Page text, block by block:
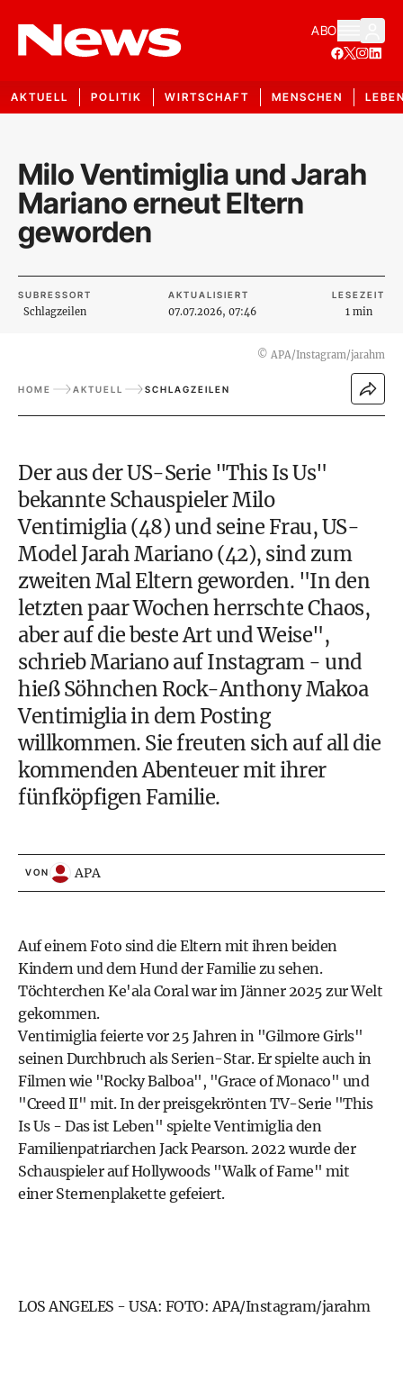
ABO
AKTUELL POLITIK WIRTSCHAFT MENSCHEN
Milo Ventimiglia und Jarah
Mariano erneut Eltern
geworden
SUBRESSORT
Schlagzeilen
AKTUALISIERT
07.07.2026, 07:46
LESEZEIT
1 min
© APA/Instagram/jarahm
HOME AKTUELL SCHLAGZEILEN
Der aus der US-Serie "This Is Us"
bekannte Schauspieler Milo
Ventimiglia (48) und seine Frau, US-
Model Jarah Mariano (42), sind zum
zweiten Mal Eltern geworden. "In den
letzten paar Wochen herrschte Chaos,
aber auf die beste Art und Weise",
schrieb Mariano auf Instagram - und
hieß Söhnchen Rock-Anthony Makoa
Ventimiglia in dem Posting
willkommen. Sie freuten sich auf all die
kommenden Abenteuer mit ihrer
fünfköpfigen Familie.
VON APA
Auf einem Foto sind die Eltern mit ihren beiden
Kindern und dem Hund der Familie zu sehen.
Töchterchen Ke'ala Coral war im Jänner 2025 zur Welt
gekommen.
Ventimiglia feierte vor 25 Jahren in "Gilmore Girls"
seinen Durchbruch als Serien-Star. Er spielte auch in
Filmen wie "Rocky Balboa", "Grace of Monaco" und
"Creed II" mit. In der preisgekrönten TV-Serie "This
Is Us - Das ist Leben" spielte Ventimiglia den
Familienpatriarchen Jack Pearson. 2022 wurde der
Schauspieler auf Hollywoods "Walk of Fame" mit
einer Sternenplakette gefeiert.
LOS ANGELES - USA: FOTO: APA/Instagram/jarahm